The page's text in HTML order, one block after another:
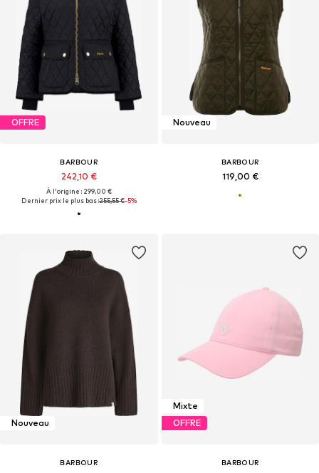
OFFRE
BARBOUR
242,10 €
À l'origine : 299,00 €
Dernier prix le plus bas :255,55 €-5%
Nouveau
BARBOUR
119,00 €
Nouveau
BARBOUR
Mixte
OFFRE
BARBOUR